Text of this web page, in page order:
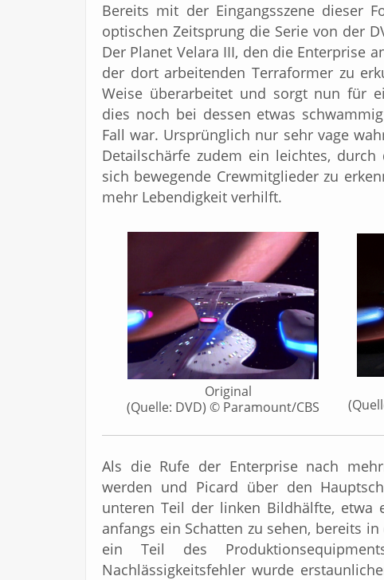
Bereits mit der Eingangsszene dieser
optischen Zeitsprung die Serie von der
Der Planet Velara III, den die Enterprise
der dort arbeitenden Terraformer zu
Weise überarbeitet und sorgt nun für
dies noch bei dessen etwas
Fall war. Ursprünglich nur sehr vage
Detailschärfe zudem ein leichtes,
sich bewegende Crewmitglieder zu
mehr Lebendigkeit verhilft.
Original
(Quelle: DVD) © Paramount/CBS
Als die Rufe der Enterprise nach
werden und Picard über den
unteren Teil der linken Bildhälfte, etwa
anfangs ein Schatten zu sehen, bereits
ein Teil des
Nachlässigkeitsfehler wurde